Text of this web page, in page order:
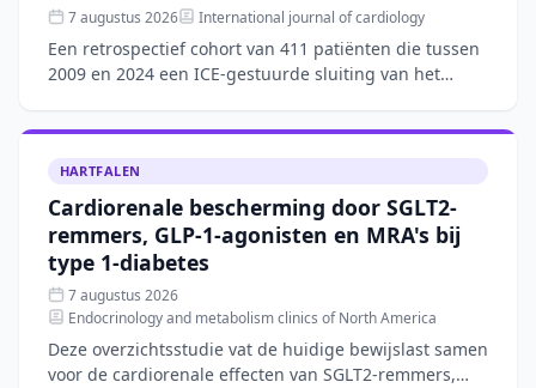
7 augustus 2026 International journal of cardiology
Een retrospectief cohort van 411 patiënten die tussen
2009 en 2024 een ICE-gestuurde sluiting van het
een techn
HARTFALEN
Cardiorenale bescherming door SGLT2-
remmers, GLP-1-agonisten en MRA's bij
type 1-diabetes
7 augustus 2026
Endocrinology and metabolism clinics of North America
Deze overzichtsstudie vat de huidige bewijslast samen
voor de cardiorenale effecten van SGLT2-remmers,